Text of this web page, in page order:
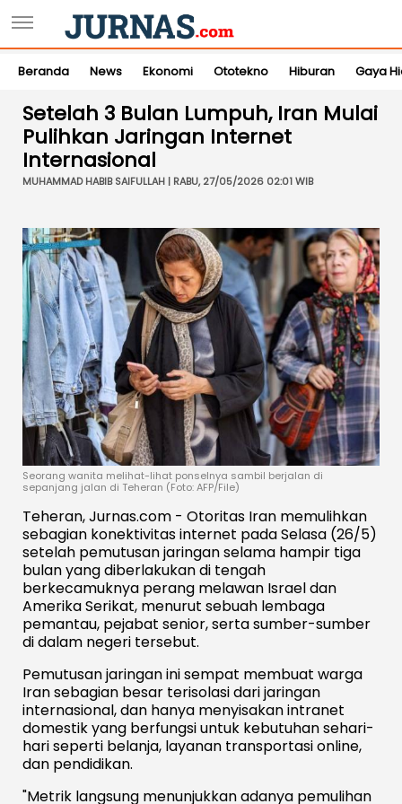
Beranda News Ekonomi Ototekno Hiburan Gaya
Setelah 3 Bulan Lumpuh, Iran Mulai
Pulihkan Jaringan Internet
Internasional
MUHAMMAD HABIB SAIFULLAH | RABU, 27/05/2026 02:01 WIB
Seorang wanita melihat-lihat ponselnya sambil berjalan di
sepanjang jalan di Teheran (Foto: AFP/File)
Teheran, Jurnas.com - Otoritas Iran memulihkan
sebagian konektivitas internet pada Selasa (26/5)
setelah pemutusan jaringan selama hampir tiga
bulan yang diberlakukan di tengah
berkecamuknya perang melawan Israel dan
Amerika Serikat, menurut sebuah lembaga
pemantau, pejabat senior, serta sumber-sumber
di dalam negeri tersebut.
Pemutusan jaringan ini sempat membuat warga
Iran sebagian besar terisolasi dari jaringan
internasional, dan hanya menyisakan intranet
domestik yang berfungsi untuk kebutuhan sehari-
hari seperti belanja, layanan transportasi online,
dan pendidikan.
"Metrik langsung menunjukkan adanya pemulihan